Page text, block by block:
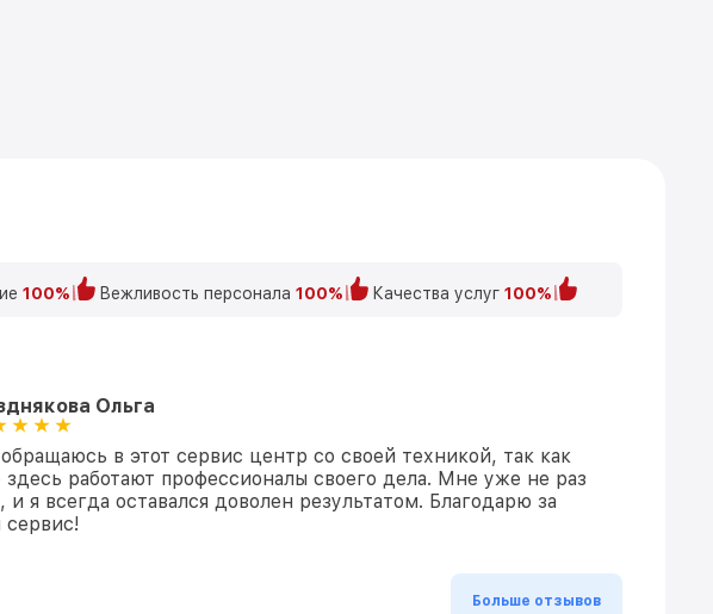
100% Вежливость персонала 100% Качества услуг 100%
Ольга
в этот сервис центр со своей техникой, так как
здесь работают профессионалы своего дела. Мне уже не раз
и я всегда оставался доволен результатом. Благодарю за
сервис!
Больше отзывов